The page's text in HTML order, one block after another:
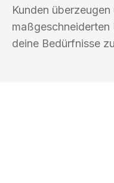
Kunden
deine Bedürfnisse